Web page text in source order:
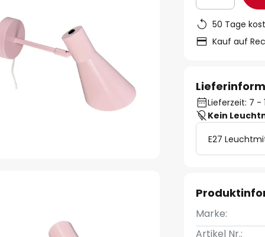
50 Tage
Kauf auf
Lieferzeit: 7 -
Kein
E27
Marke:
Artikel Nr.: